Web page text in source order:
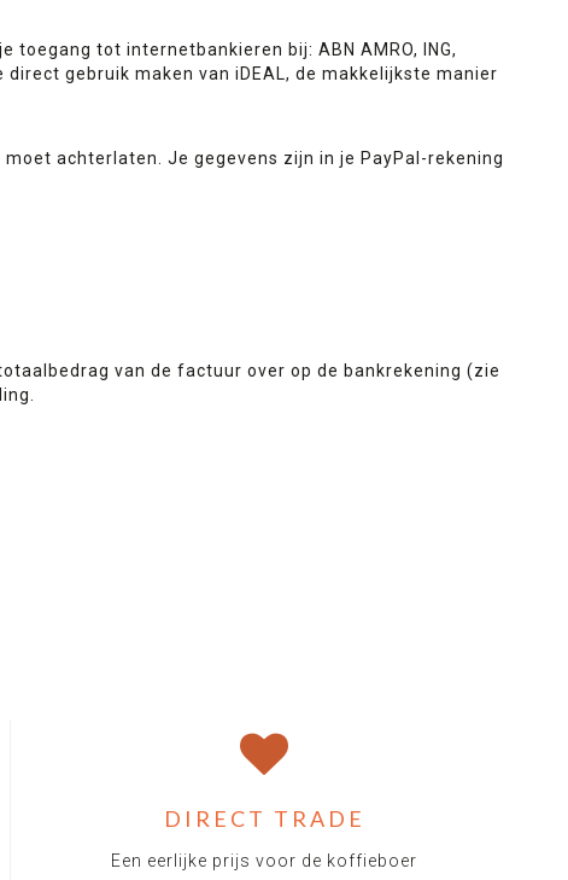
toegang tot internetbankieren bij: ABN AMRO, ING,
direct gebruik maken van iDEAL, de makkelijkste manier
achterlaten. Je gegevens zijn in je PayPal-rekening
van de factuur over op de bankrekening (zie
DIRECT TRADE
Een eerlijke prijs voor de koffieboer